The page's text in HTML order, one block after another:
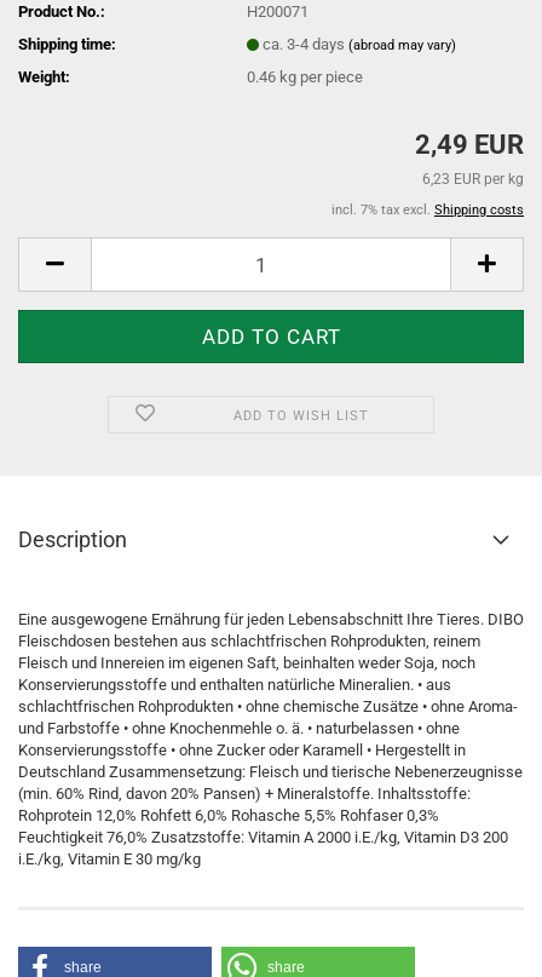
Product No.:
H200071
Shipping time:
ca. 3-4 days(abroad may vary)
Weight: 0.46 kg per piece
2,49 EUR
6,23 EUR per kg
incl. 7% tax excl. Shipping costs
ADD TO WISH LIST
Description
Eine ausgewogene Ernährung für jeden Lebensabschnitt Ihre Tieres. DIBO
Fleischdosen bestehen aus schlachtfrischen Rohprodukten, reinem
Fleisch und Innereien im eigenen Saft, beinhalten weder Soja, noch
Konservierungsstoffe und enthalten natürliche Mineralien. • aus
schlachtfrischen Rohprodukten • ohne chemische Zusätze • ohne Aroma-
und Farbstoffe • ohne Knochenmehle o. ä. • naturbelassen • ohne
Konservierungsstoffe • ohne Zucker oder Karamell • Hergestellt in
Deutschland Zusammensetzung: Fleisch und tierische Nebenerzeugnisse
(min. 60% Rind, davon 20% Pansen) + Mineralstoffe. Inhaltsstoffe:
Rohprotein 12,0% Rohfett 6,0% Rohasche 5,5% Rohfaser 0,3%
Feuchtigkeit 76,0% Zusatzstoffe: Vitamin A 2000 i.E./kg, Vitamin D3 200
i.E./kg, Vitamin E 30 mg/kg
share share